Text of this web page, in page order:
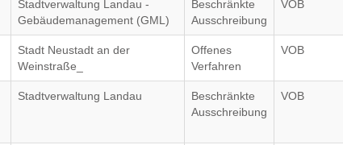
Stadtverwaltung Landau -
Gebäudemanagement (GML)
Beschränkte
Ausschreibung
VOB
Stadt Neustadt an der
Weinstraße_
Offenes
Verfahren
VOB
Stadtverwaltung Landau
Beschränkte
Ausschreibung
VOB